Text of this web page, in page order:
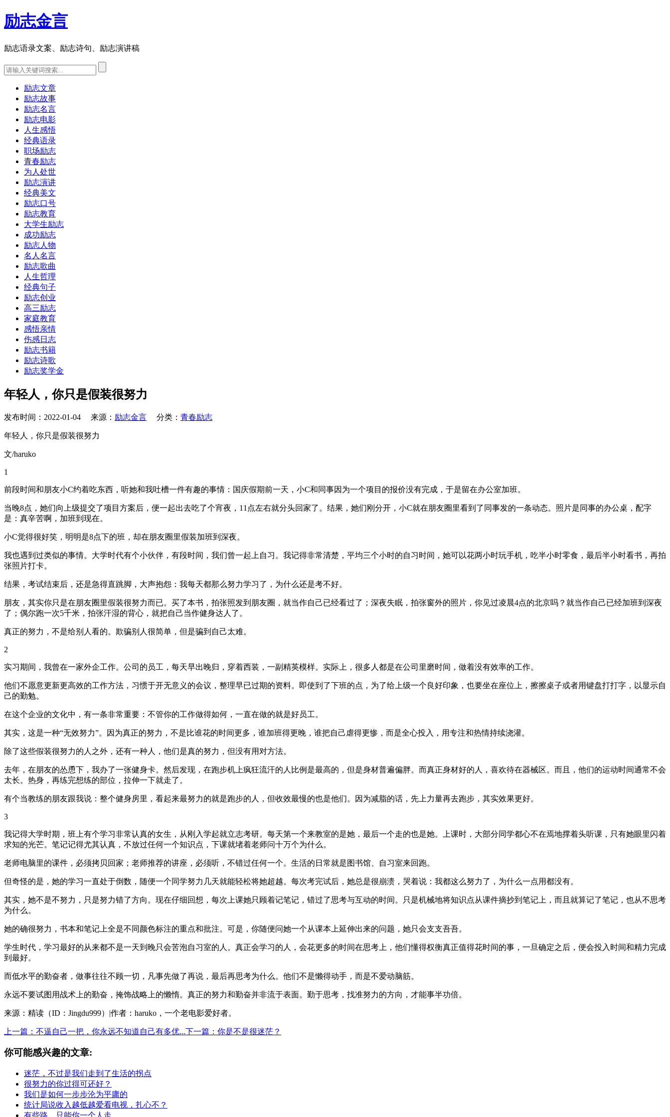
励志金言
励志语录文案、励志诗句、励志演讲稿
励志文章
励志故事
励志名言
励志电影
人生感悟
经典语录
职场励志
青春励志
为人处世
励志演讲
经典美文
励志口号
励志教育
大学生励志
成功励志
励志人物
名人名言
励志歌曲
人生哲理
经典句子
励志创业
高三励志
家庭教育
感悟亲情
伤感日志
励志书籍
励志诗歌
励志奖学金
年轻人，你只是假装很努力
发布时间：2022-01-04 来源： 励志金言 分类： 青春励志
年轻人，你只是假装很努力
文/haruko
1
前段时间和朋友小C约着吃东西，听她和我吐槽一件有趣的事情：国庆假期前一天，小C和同事因为一个项目的报价没有完成，于是留在办公室加班。
当晚8点，她们向上级提交了项目方案后，便一起出去吃了个宵夜，11点左右就分头回家了。结果，她们刚分开，小C就在朋友圈里看到了同事发的一条动态。照片是同事的办公桌，配字
是：真辛苦啊，加班到现在。
小C觉得很好笑，明明是8点下的班，却在朋友圈里假装加班到深夜。
我也遇到过类似的事情。大学时代有个小伙伴，有段时间，我们曾一起上自习。我记得非常清楚，平均三个小时的自习时间，她可以花两小时玩手机，吃半小时零食，最后半小时看书，再拍
张照片打卡。
结果，考试结束后，还是急得直跳脚，大声抱怨：我每天都那么努力学习了，为什么还是考不好。
朋友，其实你只是在朋友圈里假装很努力而已。买了本书，拍张照发到朋友圈，就当作自己已经看过了；深夜失眠，拍张窗外的照片，你见过凌晨4点的北京吗？就当作自己已经加班到深夜
了；偶尔跑一次5千米，拍张汗湿的背心，就把自己当作健身达人了。
真正的努力，不是给别人看的。欺骗别人很简单，但是骗到自己太难。
2
实习期间，我曾在一家外企工作。公司的员工，每天早出晚归，穿着西装，一副精英模样。实际上，很多人都是在公司里磨时间，做着没有效率的工作。
他们不愿意更新更高效的工作方法，习惯于开无意义的会议，整理早已过期的资料。即使到了下班的点，为了给上级一个良好印象，也要坐在座位上，擦擦桌子或者用键盘打打字，以显示自
己的勤勉。
在这个企业的文化中，有一条非常重要：不管你的工作做得如何，一直在做的就是好员工。
其实，这是一种“无效努力”。因为真正的努力，不是比谁花的时间更多，谁加班得更晚，谁把自己虐得更惨，而是全心投入，用专注和热情持续浇灌。
除了这些假装很努力的人之外，还有一种人，他们是真的努力，但没有用对方法。
去年，在朋友的怂恿下，我办了一张健身卡。然后发现，在跑步机上疯狂流汗的人比例是最高的，但是身材普遍偏胖。而真正身材好的人，喜欢待在器械区。而且，他们的运动时间通常不会
太长。热身，再练完想练的部位，拉伸一下就走了。
有个当教练的朋友跟我说：整个健身房里，看起来最努力的就是跑步的人，但收效最慢的也是他们。因为减脂的话，先上力量再去跑步，其实效果更好。
3
我记得大学时期，班上有个学习非常认真的女生，从刚入学起就立志考研。每天第一个来教室的是她，最后一个走的也是她。上课时，大部分同学都心不在焉地撑着头听课，只有她眼里闪着
求知的光芒。笔记记得尤其认真，不放过任何一个知识点，下课就堵着老师问十万个为什么。
老师电脑里的课件，必须拷贝回家；老师推荐的讲座，必须听，不错过任何一个。生活的日常就是图书馆、自习室来回跑。
但奇怪的是，她的学习一直处于倒数，随便一个同学努力几天就能轻松将她超越。每次考完试后，她总是很崩溃，哭着说：我都这么努力了，为什么一点用都没有。
其实，她不是不努力，只是努力错了方向。现在仔细回想，每次上课她只顾着记笔记，错过了思考与互动的时间。只是机械地将知识点从课件摘抄到笔记上，而且就算记了笔记，也从不思考
为什么。
她的确很努力，书本和笔记上全是不同颜色标注的重点和批注。可是，你随便问她一个从课本上延伸出来的问题，她只会支支吾吾。
学生时代，学习最好的从来都不是一天到晚只会苦泡自习室的人。真正会学习的人，会花更多的时间在思考上，他们懂得权衡真正值得花时间的事，一旦确定之后，便会投入时间和精力完成
到最好。
而低水平的勤奋者，做事往往不顾一切，凡事先做了再说，最后再思考为什么。他们不是懒得动手，而是不爱动脑筋。
永远不要试图用战术上的勤奋，掩饰战略上的懒惰。真正的努力和勤奋并非流于表面。勤于思考，找准努力的方向，才能事半功倍。
来源：精读（ID：Jingdu999）|作者：haruko，一个老电影爱好者。
上一篇：不逼自己一把，你永远不知道自己有多优...下一篇：你是不是很迷茫？
你可能感兴趣的文章:
迷茫，不过是我们走到了生活的拐点
很努力的你过得可还好？
我们是如何一步步沦为平庸的
统计局说收入越低越爱看电视，扎心不？